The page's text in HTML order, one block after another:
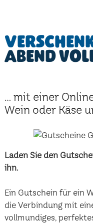
Abend
... mit einer
Wein oder Käse
Laden Sie den
ihn.
Ein Gutschein für ein
die Verbindung mit
vollmundiges,